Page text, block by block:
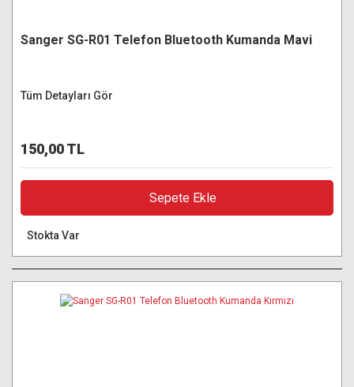
Sanger SG-R01 Telefon Bluetooth Kumanda Mavi
Tüm Detayları Gör
150,00 TL
Sepete Ekle
Stokta Var